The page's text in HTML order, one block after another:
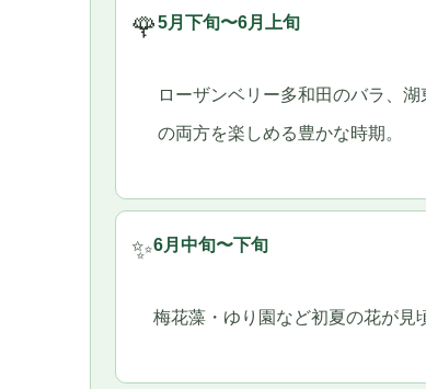
🌹5月下旬〜6月上旬
ローザンベリー多和田のバラ、
の両方を楽しめる豊かな時期。
✨6月中旬〜下旬
梅花藻・ゆり園など初夏の花が見